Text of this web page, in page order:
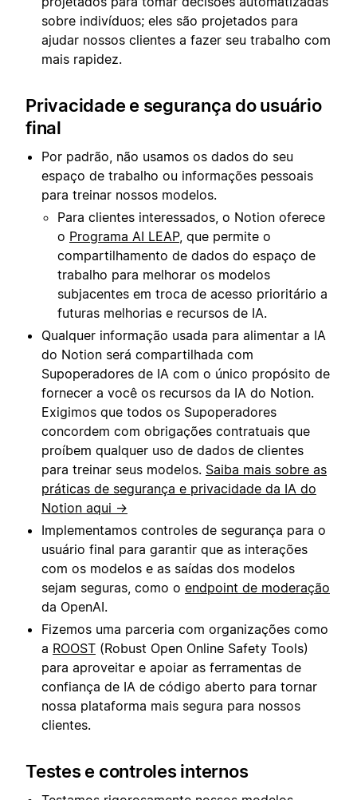
sobre indivíduos; eles são projetados para
ajudar nossos clientes a fazer seu trabalho com
mais rapidez.
Privacidade e segurança do usuário
final
Por padrão, não usamos os dados do seu
espaço de trabalho ou informações pessoais
para treinar nossos modelos.
Para clientes interessados, o Notion oferece
o Programa AI LEAP, que permite o
compartilhamento de dados do espaço de
trabalho para melhorar os modelos
subjacentes em troca de acesso prioritário a
futuras melhorias e recursos de IA.
Qualquer informação usada para alimentar a IA
do Notion será compartilhada com
Supoperadores de IA com o único propósito de
fornecer a você os recursos da IA do Notion.
Exigimos que todos os Supoperadores
concordem com obrigações contratuais que
proíbem qualquer uso de dados de clientes
para treinar seus modelos. Saiba mais sobre as
práticas de segurança e privacidade da IA do
Notion aqui →
Implementamos controles de segurança para o
usuário final para garantir que as interações
com os modelos e as saídas dos modelos
sejam seguras, como o endpoint de moderação
da OpenAI.
Fizemos uma parceria com organizações como
a ROOST (Robust Open Online Safety Tools)
para aproveitar e apoiar as ferramentas de
confiança de IA de código aberto para tornar
nossa plataforma mais segura para nossos
clientes.
Testes e controles internos